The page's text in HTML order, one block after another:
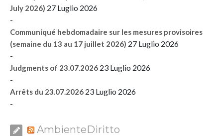
July 2026) 27 Luglio 2026
-
Communiqué hebdomadaire sur les mesures provisoires
(semaine du 13 au 17 juillet 2026) 27 Luglio 2026
-
Judgments of 23.07.2026 23 Luglio 2026
-
Arrêts du 23.07.2026 23 Luglio 2026
-
AmbienteDiritto